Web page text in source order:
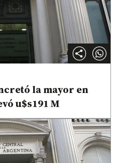
la mayor en
u$s191 M